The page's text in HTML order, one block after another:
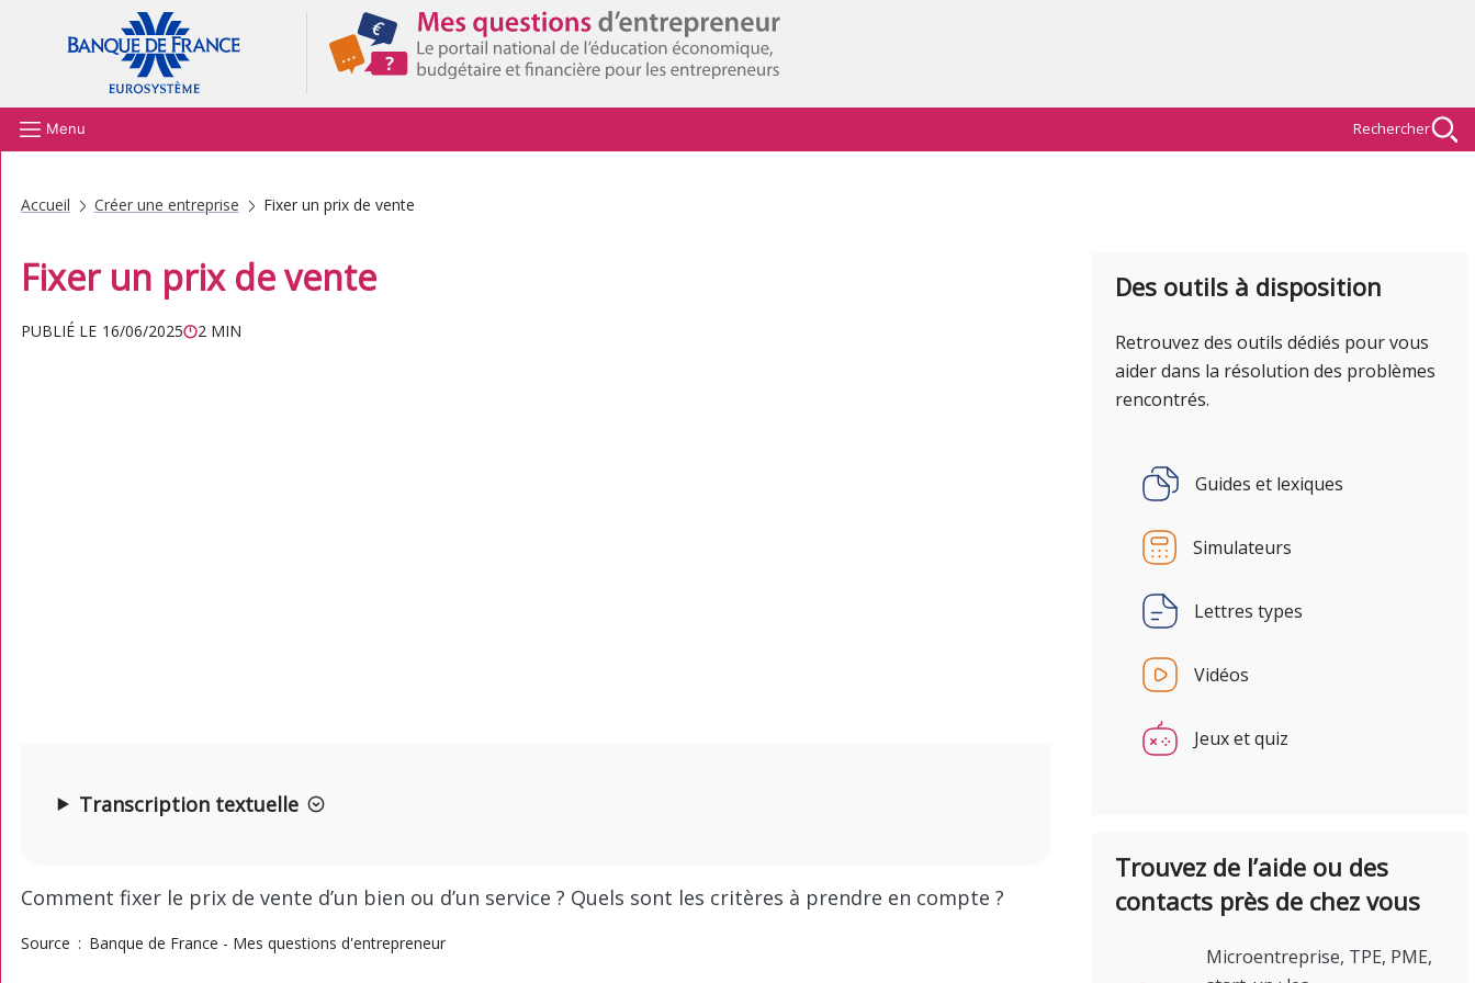
Aller au contenu principal
Menu Rechercher
Accueil Créer une entreprise Fixer un prix de vente
Fixer un prix de vente
PUBLIÉ LE 16/06/2025 2 MIN
Transcription textuelle
Comment fixer le prix de vente d’un bien ou d’un service ? Quels sont les critères à prendre en compte ?
Source Banque de France - Mes questions d'entrepreneur
Des outils à disposition
Retrouvez des outils dédiés pour vous
aider dans la résolution des problèmes
rencontrés.
Guides et lexiques
Simulateurs
Lettres types
Vidéos
Jeux et quiz
Trouvez de l’aide ou des
contacts près de chez vous
Microentreprise, TPE, PME,